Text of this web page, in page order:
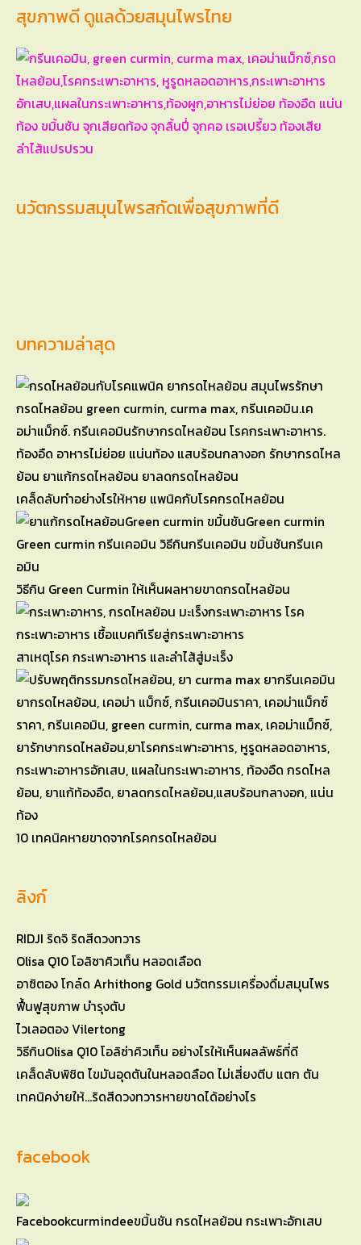
สุขภาพดี ดูแลด้วยสมุนไพรไทย
นวัตกรรมสมุนไพรสกัดเพื่อสุขภาพที่ดี
บทความล่าสุด
เคล็ดลับทำอย่างไรให้หาย แพนิคกับโรคกรดไหลย้อน
วิธีกิน Green Curmin ให้เห็นผลหายขาดกรดไหลย้อน
สาเหตุโรค กระเพาะอาหาร และลำไส้สู่มะเร็ง
10 เทคนิคหายขาดจากโรคกรดไหลย้อน
ลิงก์
RIDJI ริดจิ ริดสีดวงทวาร
Olisa Q10 โอลิซาคิวเท็น หลอดเลือด
อาซิตอง โกล์ด Arhithong Gold นวัตกรรมเครื่องดื่มสมุนไพร
ฟื้นฟูสุขภาพ บำรุงตับ
ไวเลอตอง Vilertong
วิธีกินOlisa Q10 โอลิซ่าคิวเท็น อย่างไรให้เห็นผลลัพธ์ที่ดี
เคล็ดลับพิชิต ไขมันอุดตันในหลอดลือด ไม่เสี่ยงตีบ แตก ตัน
เทคนิคง่ายให้…ริดสีดวงทวารหายขาดได้อย่างไร
facebook
Facebookcurmindeeขมิ้นชัน กรดไหลย้อน กระเพาะอักเสบ